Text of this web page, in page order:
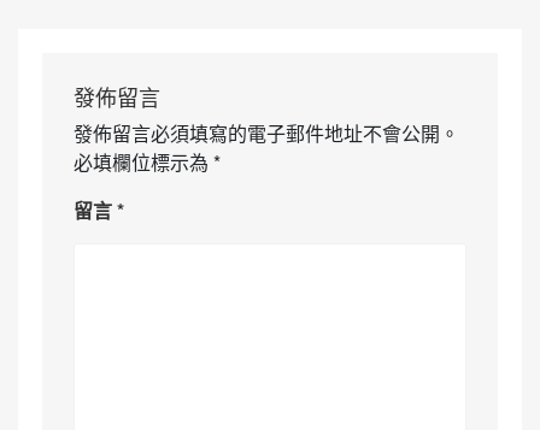
發佈留言
發佈留言必須填寫的電子郵件地址不會公開。
必填欄位標示為 *
留言*